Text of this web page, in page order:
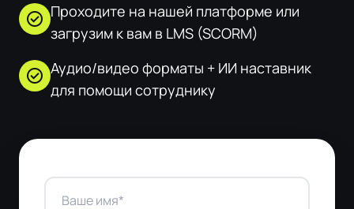
check_circle Проходите на нашей платформе или
загрузим к вам в LMS (SCORM)
check_circle Аудио/видео форматы + ИИ наставник
для помощи сотруднику